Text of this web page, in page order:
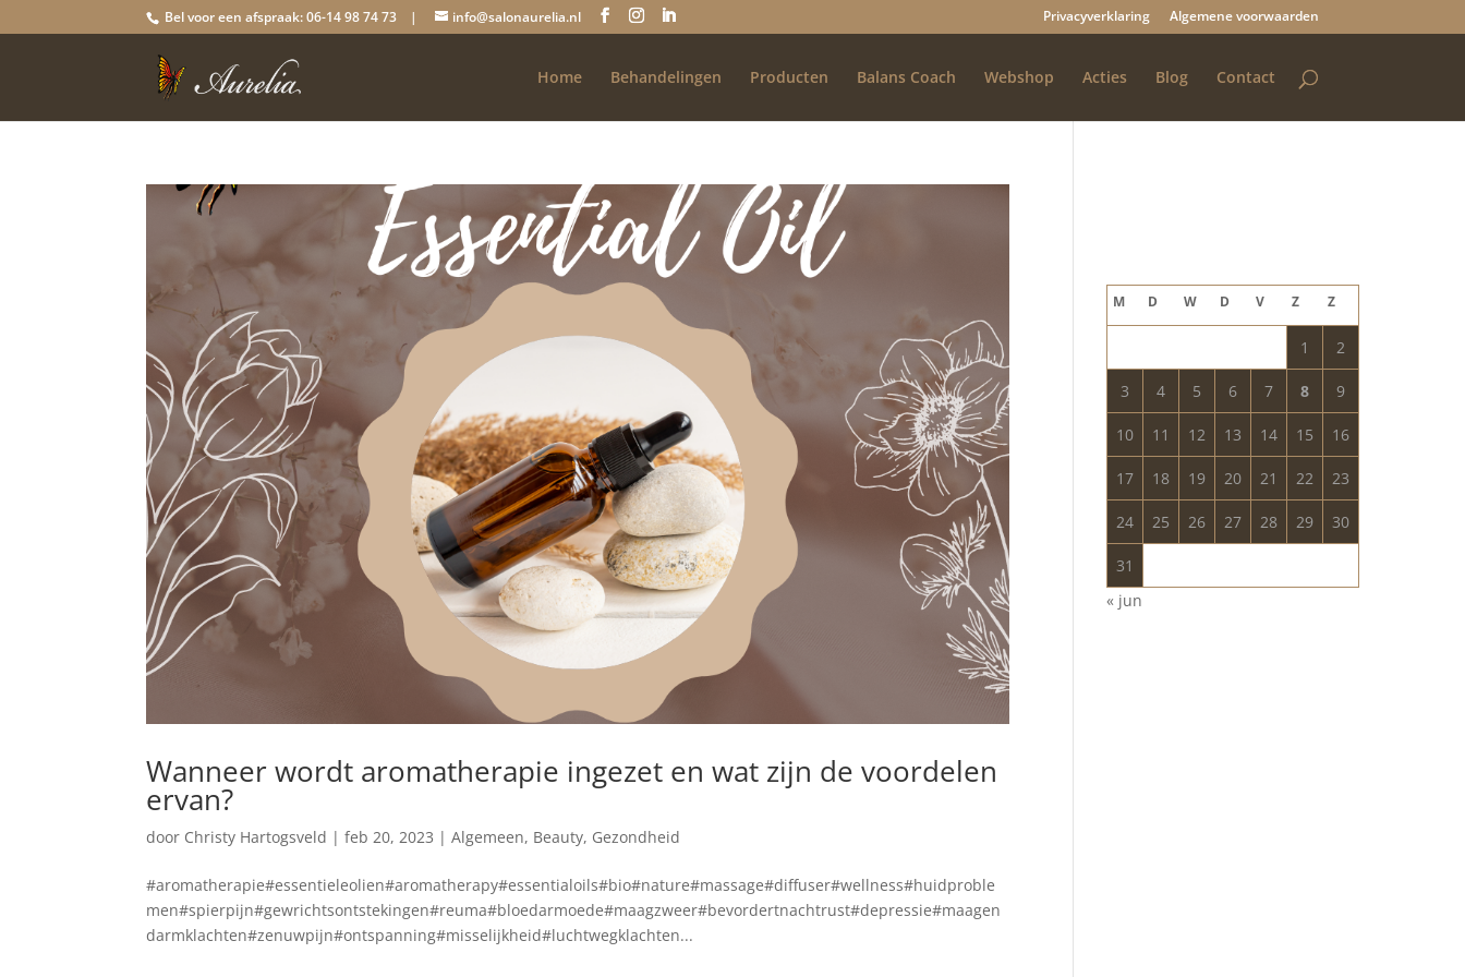
Bel voor een afspraak: 06-14 98 74 73 | info@salonaurelia.nl Privacyverklaring Algemene voorwaarden
Home Behandelingen Producten Balans Coach Webshop Acties Blog Contact
Wanneer wordt aromatherapie ingezet en wat zijn de voordelen
ervan?
door Christy Hartogsveld |feb 20, 2023 |Algemeen, Beauty, Gezondheid
#aromatherapie#essentieleolien#aromatherapy#essentialoils#bio#nature#massage#diffuser#wellness#huidproble
men#spierpijn#gewrichtsontstekingen#reuma#bloedarmoede#maagzweer#bevordertnachtrust#depressie#maagen
darmklachten#zenuwpijn#ontspanning#misselijkheid#luchtwegklachten...
M D W D V Z Z
1 2
3 4 5 6 7 8 9
10 11 12 13 14 15 16
17 18 19 20 21 22 23
24 25 26 27 28 29 30
31
« jun